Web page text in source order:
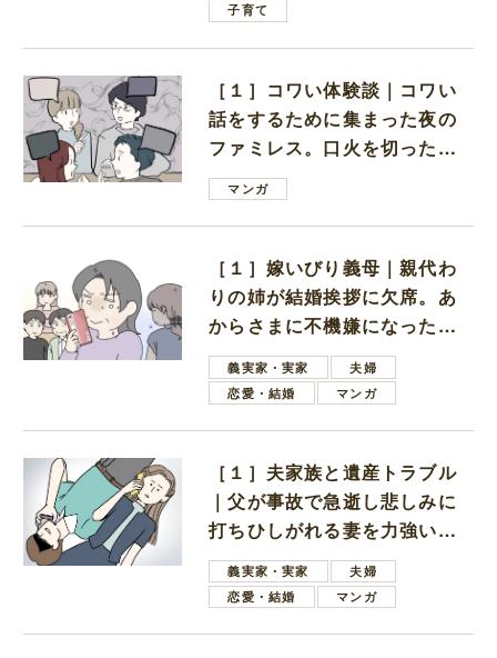
子育て
［１］コワい体験談｜コワい
話をするために集まった夜の
ファミレス。口火を切ったの
は電車好きの男の子ママ
マンガ
［１］嫁いびり義母｜親代わ
りの姉が結婚挨拶に欠席。あ
からさまに不機嫌になった義
母義実家・実家
夫婦
恋愛・結婚
マンガ
［１］夫家族と遺産トラブル
｜父が事故で急逝し悲しみに
打ちひしがれる妻を力強い言
葉で励ます夫
義実家・実家
夫婦
恋愛・結婚
マンガ